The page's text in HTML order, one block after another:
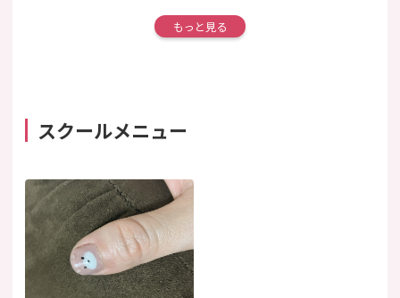
もっと見る
スクールメニュー